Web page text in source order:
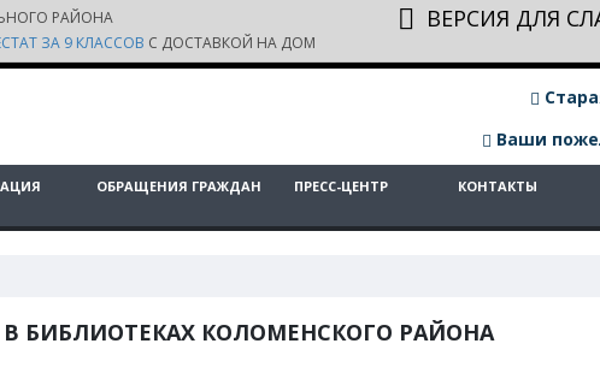
ВЕРСИЯ ДЛЯ
РАЙОНА
ЗА 9 КЛАССОВ С ДОСТАВКОЙ НА ДОМ
Ваши
ОБРАЩЕНИЯ ГРАЖДАН ПРЕСС-ЦЕНТР КОНТАКТЫ
БИБЛИОТЕКАХ КОЛОМЕНСКОГО РАЙОНА